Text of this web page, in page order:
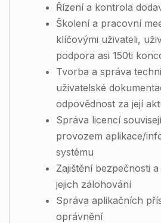
Řízení a kontrola
Školení a pracovní
klíčovými uživateli,
podpora asi 150ti
Tvorba a správa
uživatelské
odpovědnost za její
Správa licencí
provozem aplikace/
systému
Zajištění bezpečnosti
jejich zálohování
Správa aplikačních
oprávnění